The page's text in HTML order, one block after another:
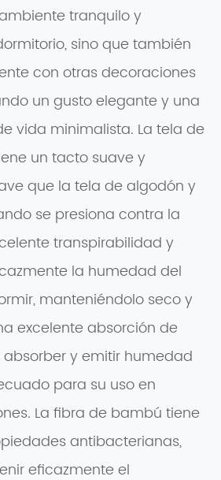
tranquilo y
sino que también
con otras decoraciones
un gusto elegante y una
vida minimalista. La tela de
un tacto suave y
que la tela de algodón y
se presiona contra la
transpirabilidad y
la humedad del
manteniéndolo seco y
excelente absorción de
y emitir humedad
para su uso en
La fibra de bambú tiene
antibacterianas,
eficazmente el